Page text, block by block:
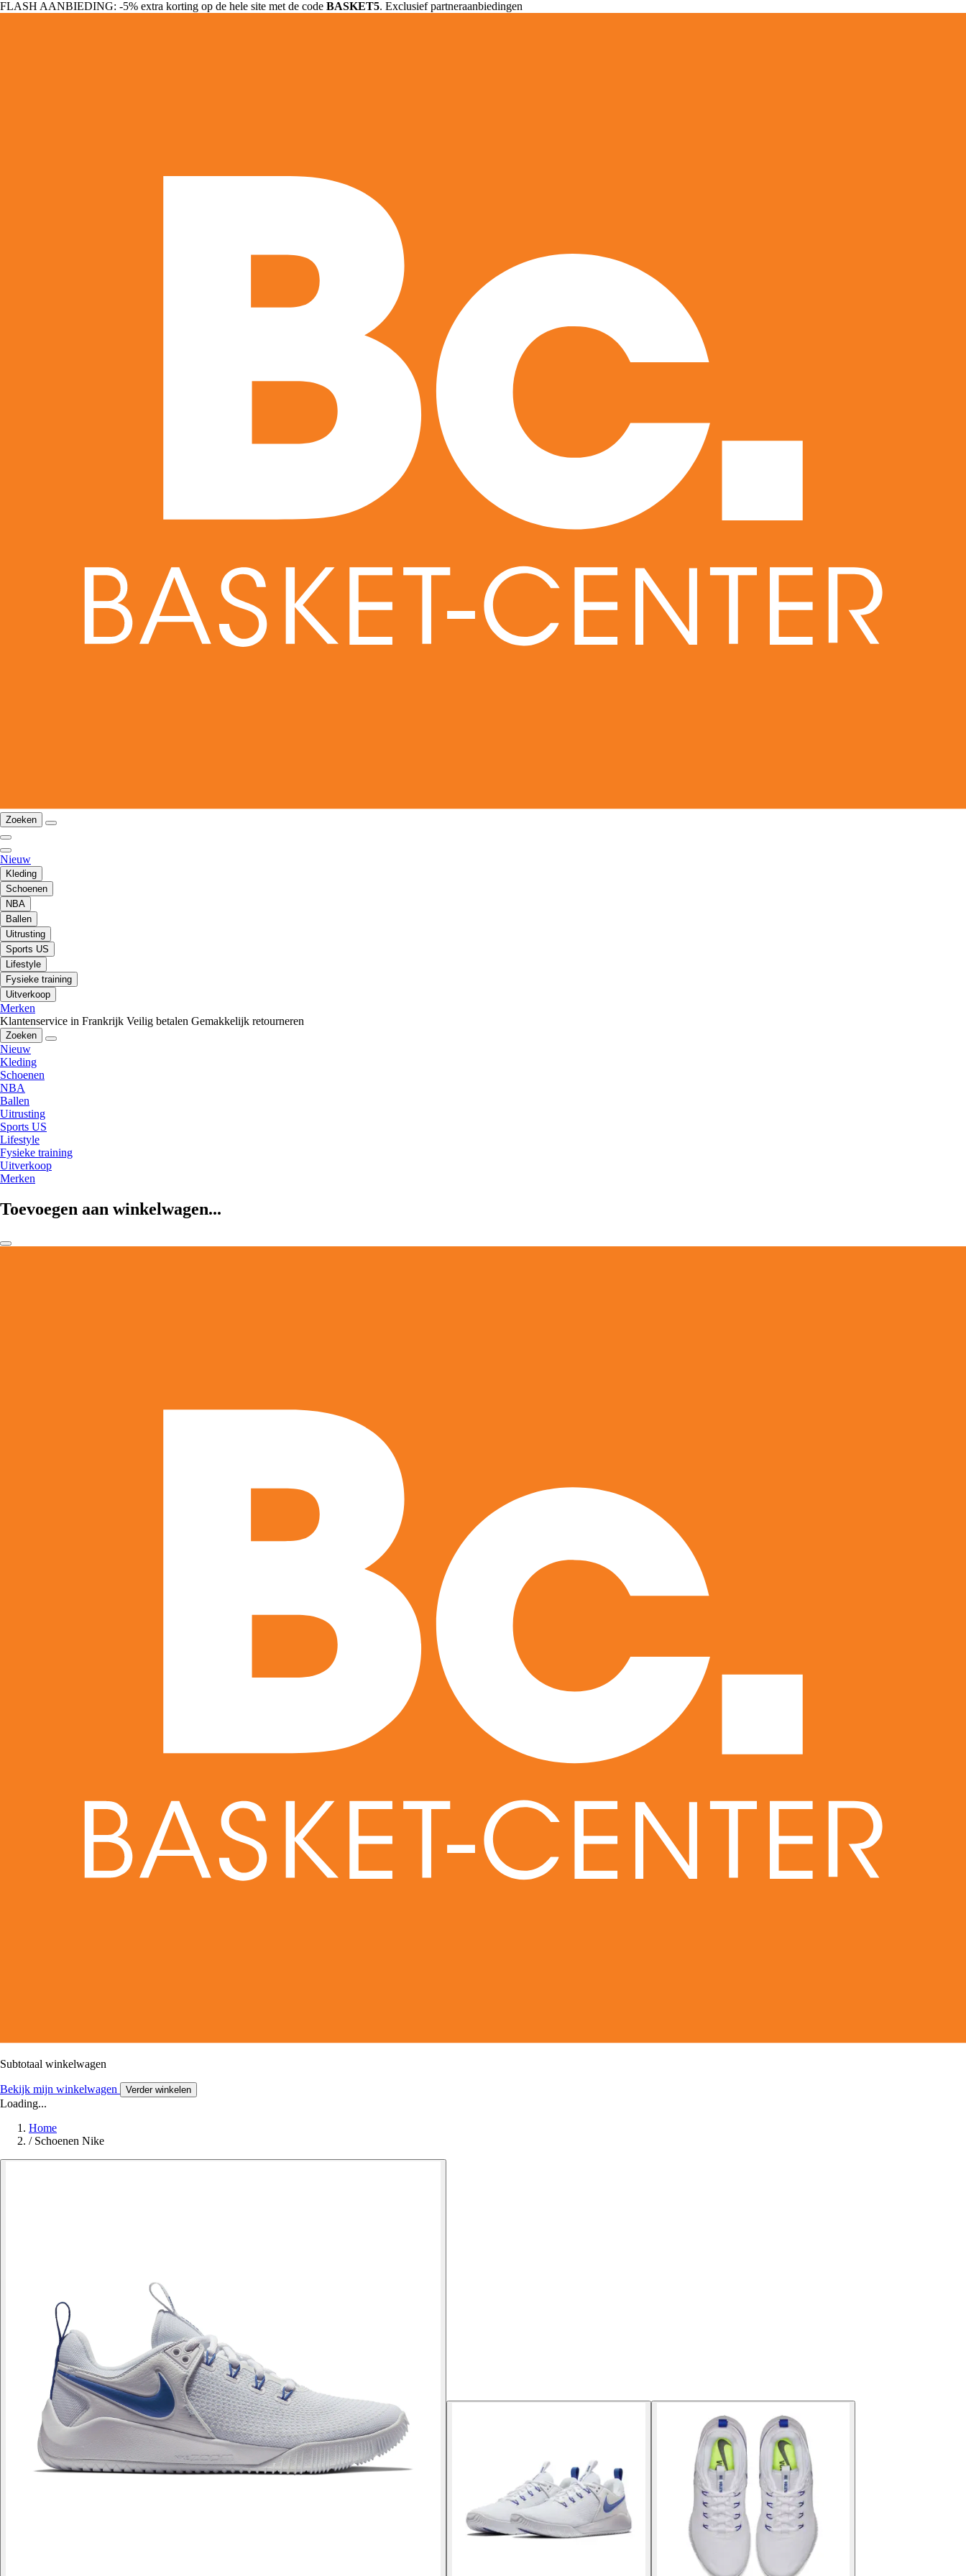
FLASH AANBIEDING: -5% extra korting op de hele site met de code BASKET5. Exclusief partneraanbiedingen
Zoeken
Nieuw
Kleding
Schoenen
NBA
Ballen
Uitrusting
Sports US
Lifestyle
Fysieke training
Uitverkoop
Merken
Klantenservice in Frankrijk Veilig betalen Gemakkelijk retourneren
Zoeken
Nieuw
Kleding
Schoenen
NBA
Ballen
Uitrusting
Sports US
Lifestyle
Fysieke training
Uitverkoop
Merken
Toevoegen aan winkelwagen...
Subtotaal winkelwagen
Bekijk mijn winkelwagen Verder winkelen
Loading...
Home
/ Schoenen Nike